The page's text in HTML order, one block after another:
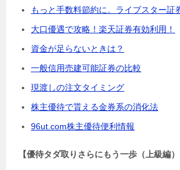
もっと手数料節約に。ライブスター証
大口優遇で攻略！楽天証券有効利用！
資金が足らないときは？
一般信用売建可能証券の比較
現渡しの注文タイミング
株主優待で貰える金券系の消化法
96ut.com株主優待便利情報
【優待タダ取りさらにもう一歩（上級編）